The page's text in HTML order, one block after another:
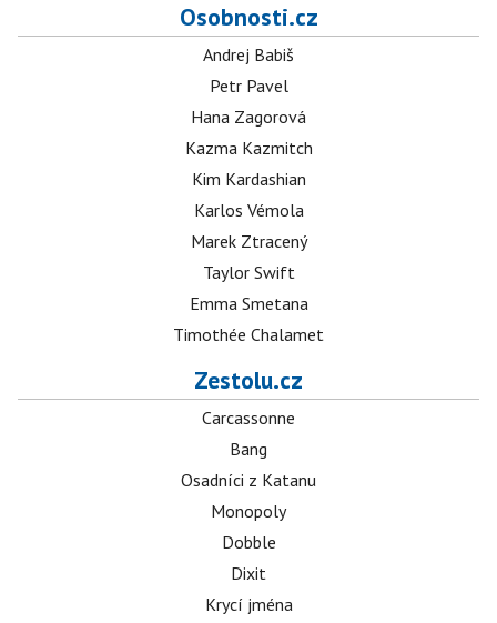
Osobnosti.cz
Andrej Babiš
Petr Pavel
Hana Zagorová
Kazma Kazmitch
Kim Kardashian
Karlos Vémola
Marek Ztracený
Taylor Swift
Emma Smetana
Timothée Chalamet
Zestolu.cz
Carcassonne
Bang
Osadníci z Katanu
Monopoly
Dobble
Dixit
Krycí jména